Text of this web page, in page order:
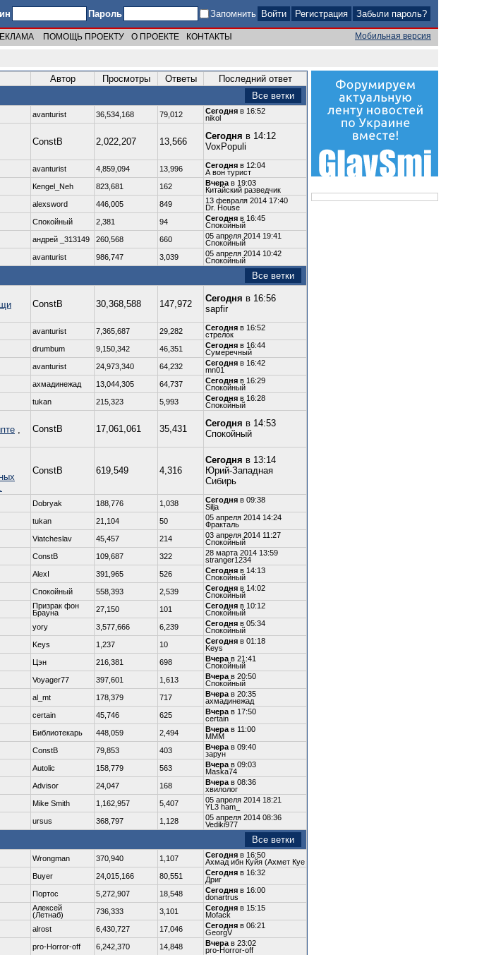
Пароль Запомнить Регистрация Забыли пароль?
ПОМОЩЬ ПРОЕКТУ О ПРОЕКТЕ КОНТАКТЫ Мобильная версия
Автор Просмотры Ответы Последний ответ
Все ветки
avanturist 36,534,168 79,012 Сегодня в 16:52
nikol
ConstB 2,022,207 13,566
Сегодня в 14:12
VoxPopuli
avanturist 4,859,094 13,996 Сегодня в 12:04
А вон турист
Кengel_Neh 823,681 162 Вчера в 19:03
Китайский разведчик
alexsword 446,005 849
13 февраля 2014 17:40
Dr. House
Спокойный 2,381 94 Сегодня в 16:45
Спокойный
андрей _313149 260,568 660
05 апреля 2014 19:41
Спокойный
avanturist 986,747 3,039
05 апреля 2014 10:42
Спокойный
Все ветки
ConstB 30,368,588 147,972
Сегодня в 16:56
sapfir
avanturist 7,365,687 29,282 Сегодня в 16:52
стрелок
drumbum 9,150,342 46,351 Сегодня в 16:44
Сумеречный
avanturist 24,973,340 64,232 Сегодня в 16:42
mn01
ахмадинежад 13,044,305 64,737 Сегодня в 16:29
Спокойный
tukan 215,323 5,993 Сегодня в 16:28
Спокойный
,
ConstB 17,061,061 35,431
Сегодня в 14:53
Спокойный
ConstB 619,549 4,316
Сегодня в 13:14
Юрий-Западная
Сибирь
Dobryаk 188,776 1,038 Сегодня в 09:38
Silja
tukan 21,104 50
05 апреля 2014 14:24
Фракталь
Viatcheslav 45,457 214
03 апреля 2014 11:27
Спокойный
ConstB 109,687 322
28 марта 2014 13:59
stranger1234
AlexI 391,965 526 Сегодня в 14:13
Спокойный
Спокойный 558,393 2,539 Сегодня в 14:02
Спокойный
Призрак фон
Брауна
27,150 101 Сегодня в 10:12
Спокойный
yory 3,577,666 6,239 Сегодня в 05:34
Спокойный
Keys 1,237 10 Сегодня в 01:18
Keys
Цэн 216,381 698 Вчера в 21:41
Спокойный
Voyager77 397,601 1,613 Вчера в 20:50
Спокойный
al_mt 178,379 717 Вчера в 20:35
ахмадинежад
certain 45,746 625 Вчера в 17:50
certain
Библиотекарь 448,059 2,494 Вчера в 11:00
МММ
ConstB 79,853 403 Вчера в 09:40
зарун
Autolic 158,779 563 Вчера в 09:03
Maska74
Advisor 24,047 168 Вчера в 08:36
хвилолoг
Mike Smith 1,162,957 5,407
05 апреля 2014 18:21
YL3 ham_
ursus 368,797 1,128
05 апреля 2014 08:36
Vediki977
Все ветки
Wrongman 370,940 1,107 Сегодня в 16:50
Ахмад ибн Куйя (Ахмет Куе
Buyer 24,015,166 80,551 Сегодня в 16:32
Дриг
Портос 5,272,907 18,548 Сегодня в 16:00
donartrus
Алексей
(Летнаб)
736,333 3,101 Сегодня в 15:15
Mofack
alrost 6,430,727 17,046 Сегодня в 06:21
GeorgV
pro-Horror-off 6,242,370 14,848 Вчера в 23:02
pro-Horror-off